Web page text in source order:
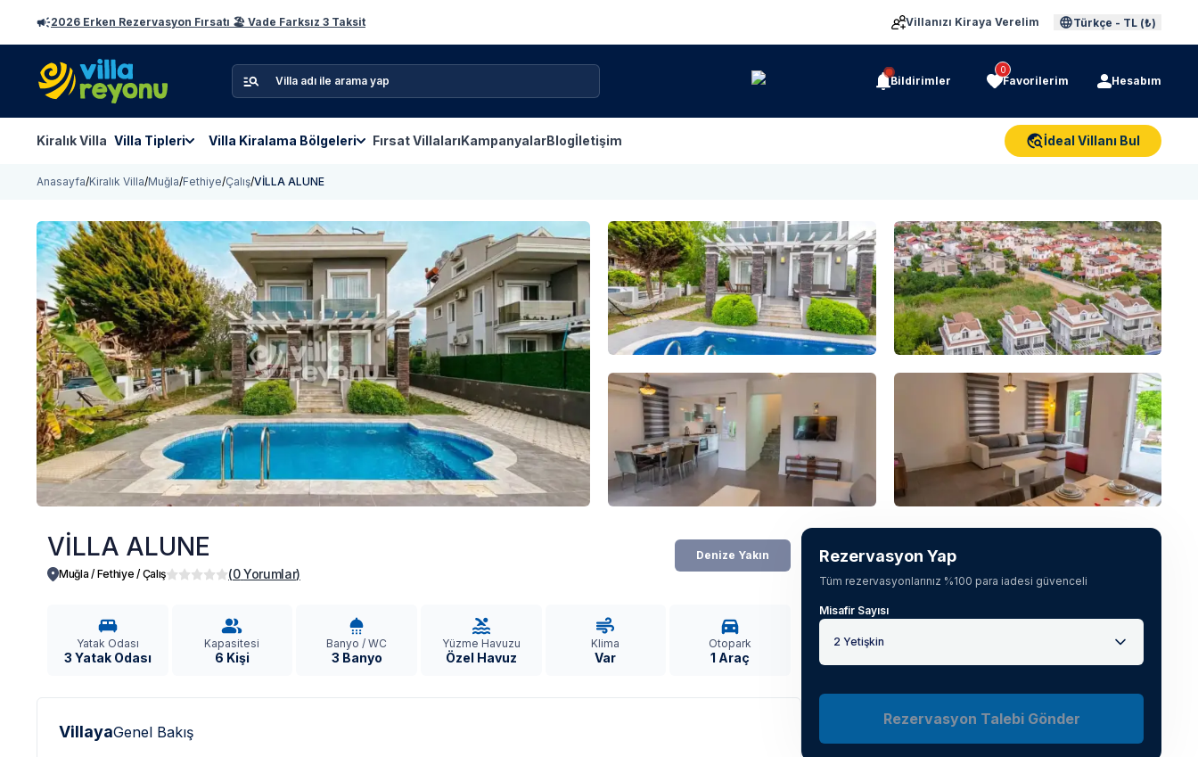
2026 Erken Rezervasyon Fırsatı 🏖️ Vade Farksız 3 Taksit Villanızı Kiraya Verelim Türkçe - TL (₺)
Bildirimler
0
Favorilerim Hesabım
Kiralık Villa Villa Tipleri Villa Kiralama Bölgeleri Fırsat VillalarıKampanyalarBlogİletişim İdeal Villanı Bul
Anasayfa/Kiralık Villa/Muğla/Fethiye/Çalış/VİLLA ALUNE
Tüm fotoğrafları gör
VİLLA ALUNE
Muğla / Fethiye / Çalış (0 Yorumlar)
Denize Yakın
Yatak Odası
3 Yatak Odası
Kapasitesi
6 Kişi
Banyo / WC
3 Banyo
Yüzme Havuzu
Özel Havuz
Klima
Var
Otopark
1 Araç
VillayaGenel Bakış
Rezervasyon Yap
Tüm rezervasyonlarınız %100 para iadesi güvenceli
Misafir Sayısı
2 Yetişkin
Rezervasyon Talebi Gönder